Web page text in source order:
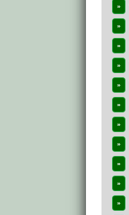
»
»
»
»
»
»
»
»
»
»
»